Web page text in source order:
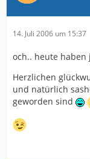
14. Juli 2006 um 15:37
och.. heute
Herzlichen
und natürlich
geworden sind